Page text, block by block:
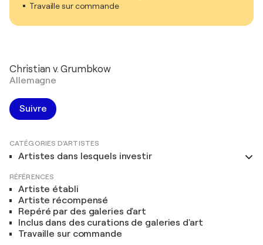
Travaille sur commande
Christian v. Grumbkow
Allemagne
Suivre
CATÉGORIES D'ARTISTES
Artistes dans lesquels investir
RÉFÉRENCES
Artiste établi
Artiste récompensé
Repéré par des galeries d'art
Inclus dans des curations de galeries d'art
Travaille sur commande